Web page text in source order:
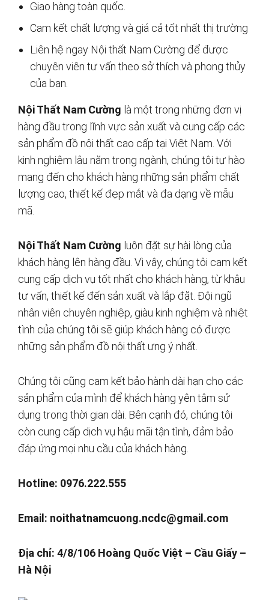
Giao hàng toàn quốc.
Cam kết chất lượng và giá cả tốt nhất thị trường
Liên hệ ngay Nội thất Nam Cường để được
chuyên viên tư vấn theo sở thích và phong thủy
của bạn.
Nội Thất Nam Cường là một trong những đơn vị
hàng đầu trong lĩnh vực sản xuất và cung cấp các
sản phẩm đồ nội thất cao cấp tại Việt Nam. Với
kinh nghiệm lâu năm trong ngành, chúng tôi tự hào
mang đến cho khách hàng những sản phẩm chất
lượng cao, thiết kế đẹp mắt và đa dạng về mẫu
mã.
Nội Thất Nam Cường luôn đặt sự hài lòng của
khách hàng lên hàng đầu. Vì vậy, chúng tôi cam kết
cung cấp dịch vụ tốt nhất cho khách hàng, từ khâu
tư vấn, thiết kế đến sản xuất và lắp đặt. Đội ngũ
nhân viên chuyên nghiệp, giàu kinh nghiệm và nhiệt
tình của chúng tôi sẽ giúp khách hàng có được
những sản phẩm đồ nội thất ưng ý nhất.
Chúng tôi cũng cam kết bảo hành dài hạn cho các
sản phẩm của mình để khách hàng yên tâm sử
dụng trong thời gian dài. Bên cạnh đó, chúng tôi
còn cung cấp dịch vụ hậu mãi tận tình, đảm bảo
đáp ứng mọi nhu cầu của khách hàng.
Hotline: 0976.222.555
Email: noithatnamcuong.ncdc@gmail.com
Địa chỉ: 4/8/106 Hoàng Quốc Việt – Cầu Giấy –
Hà Nội